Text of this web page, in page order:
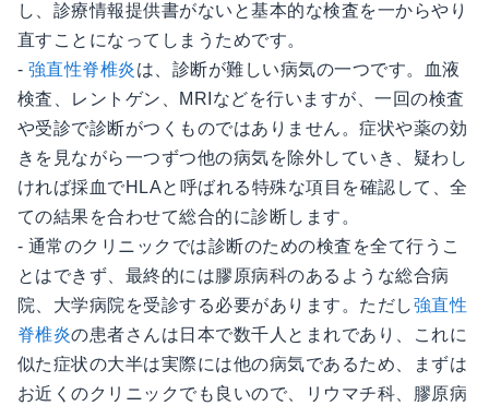
し、診療情報提供書がないと基本的な検査を一からやり
直すことになってしまうためです。
- 強直性脊椎炎は、診断が難しい病気の一つです。血液
検査、レントゲン、MRIなどを行いますが、一回の検査
や受診で診断がつくものではありません。症状や薬の効
きを見ながら一つずつ他の病気を除外していき、疑わし
ければ採血でHLAと呼ばれる特殊な項目を確認して、全
ての結果を合わせて総合的に診断します。
- 通常のクリニックでは診断のための検査を全て行うこ
とはできず、最終的には膠原病科のあるような総合病
院、大学病院を受診する必要があります。ただし強直性
脊椎炎の患者さんは日本で数千人とまれであり、これに
似た症状の大半は実際には他の病気であるため、まずは
お近くのクリニックでも良いので、リウマチ科、膠原病